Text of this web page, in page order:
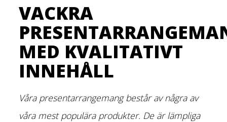
VACKRA
MED KVALITATIVT
INNEHÅLL
Våra presentarrangemang består av några av
våra mest populära produkter. De är lämpliga